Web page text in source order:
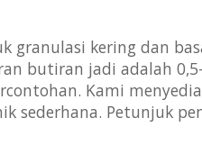
granulasi kering dan
butiran jadi adalah
Kami
sederhana. Petunjuk